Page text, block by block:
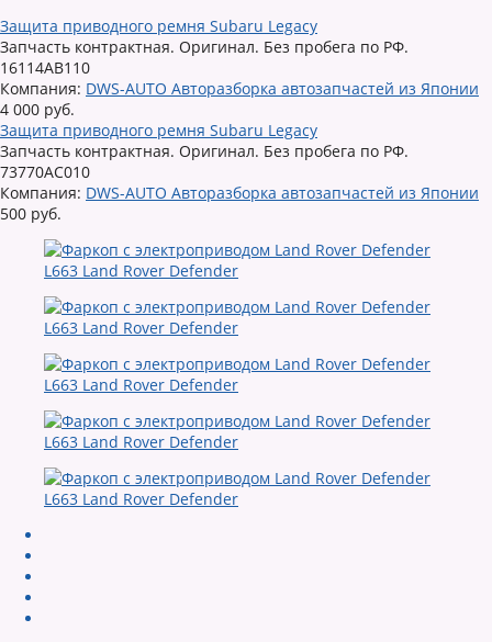
Защита приводного ремня Subaru Legacy
Запчасть контрактная. Оригинал. Без пробега по РФ.
16114AB110
Компания: DWS-AUTO Авторазборка автозапчастей из Японии
4 000 руб.
Защита приводного ремня Subaru Legacy
Запчасть контрактная. Оригинал. Без пробега по РФ.
73770AC010
Компания: DWS-AUTO Авторазборка автозапчастей из Японии
500 руб.